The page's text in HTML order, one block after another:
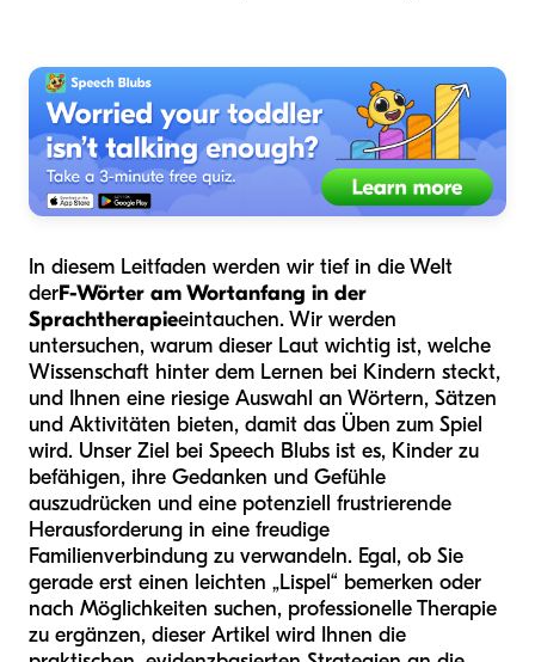
In diesem Leitfaden werden wir tief in die Welt
derF-Wörter am Wortanfang in der
Sprachtherapieeintauchen. Wir werden
untersuchen, warum dieser Laut wichtig ist, welche
Wissenschaft hinter dem Lernen bei Kindern steckt,
und Ihnen eine riesige Auswahl an Wörtern, Sätzen
und Aktivitäten bieten, damit das Üben zum Spiel
wird. Unser Ziel bei Speech Blubs ist es, Kinder zu
befähigen, ihre Gedanken und Gefühle
auszudrücken und eine potenziell frustrierende
Herausforderung in eine freudige
Familienverbindung zu verwandeln. Egal, ob Sie
gerade erst einen leichten „Lispel“ bemerken oder
nach Möglichkeiten suchen, professionelle Therapie
zu ergänzen, dieser Artikel wird Ihnen die